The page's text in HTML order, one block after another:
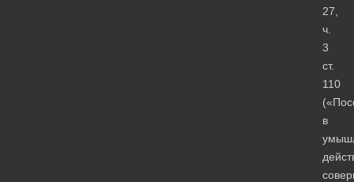
27,
ч.
3
ст.
110
в